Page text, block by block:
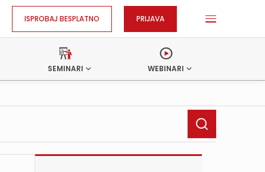
ISPROBAJ BESPLATNO PRIJAVA
SEMINARI WEBINARI